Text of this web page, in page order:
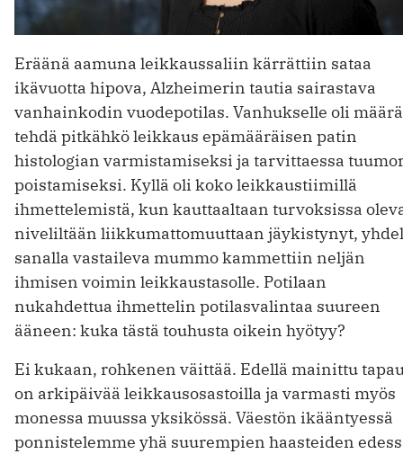
Eräänä aamuna leikkaussaliin kärrättiin sataa
ikävuotta hipova, Alzheimerin tautia sairastava
vanhainkodin vuodepotilas. Vanhukselle oli määrä
tehdä pitkähkö leikkaus epämääräisen patin
histologian varmistamiseksi ja tarvittaessa
poistamiseksi. Kyllä oli koko leikkaustiimillä
ihmettelemistä, kun kauttaaltaan turvoksissa
niveliltään liikkumattomuuttaan jäykistynyt,
sanalla vastaileva mummo kammettiin neljän
ihmisen voimin leikkaustasolle. Potilaan
nukahdettua ihmettelin potilasvalintaa suureen
ääneen: kuka tästä touhusta oikein hyötyy?
Ei kukaan, rohkenen väittää. Edellä mainittu
on arkipäivää leikkausosastoilla ja varmasti myös
monessa muussa yksikössä. Väestön ikääntyessä
ponnistelemme yhä suurempien haasteiden